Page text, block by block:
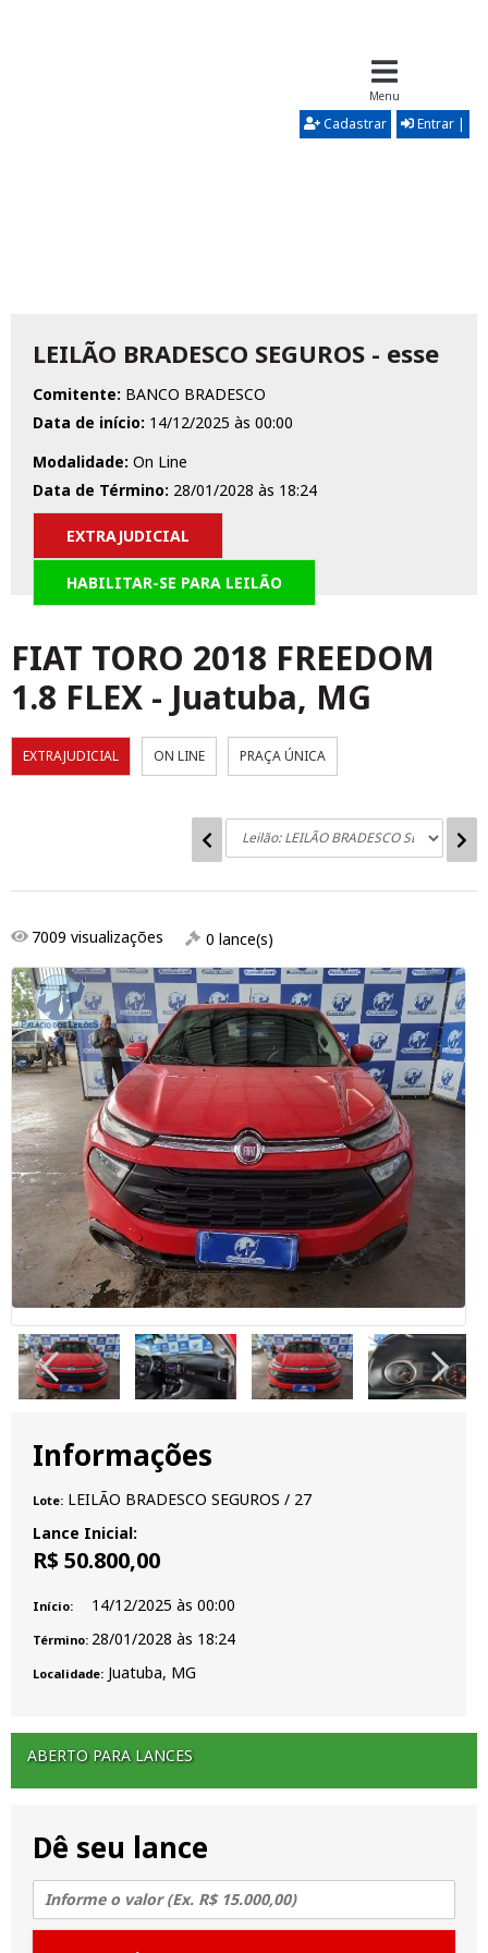
Menu
Cadastrar Entrar |
LEILÃO BRADESCO SEGUROS - esse
Comitente: BANCO BRADESCO
Data de início: 14/12/2025 às 00:00
Modalidade: On Line
Data de Término: 28/01/2028 às 18:24
EXTRAJUDICIAL
HABILITAR-SE PARA LEILÃO
FIAT TORO 2018 FREEDOM
1.8 FLEX - Juatuba, MG
EXTRAJUDICIAL ON LINE PRAÇA ÚNICA
7009 visualizações 0 lance(s)
Informações
Lote: LEILÃO BRADESCO SEGUROS / 27
Lance Inicial:
R$ 50.800,00
Início: 14/12/2025 às 00:00
Término: 28/01/2028 às 18:24
Localidade: Juatuba, MG
ABERTO PARA LANCES
Dê seu lance